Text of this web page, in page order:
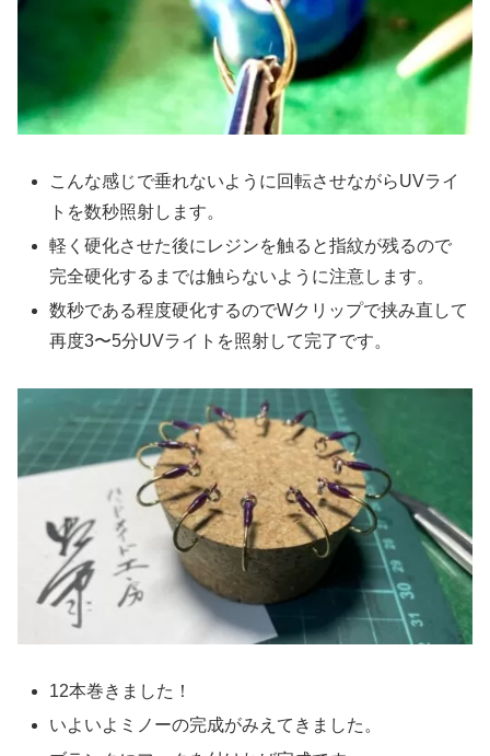
こんな感じで垂れないように回転させながらUVライ
トを数秒照射します。
軽く硬化させた後にレジンを触ると指紋が残るので
完全硬化するまでは触らないように注意します。
数秒である程度硬化するのでWクリップで挟み直して
再度3〜5分UVライトを照射して完了です。
12本巻きました！
いよいよミノーの完成がみえてきました。